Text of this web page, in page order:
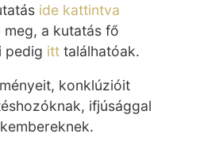
ide kattintva
a kutatás fő
pedig itt találhatóak.
konklúzióit
ifjúsággal